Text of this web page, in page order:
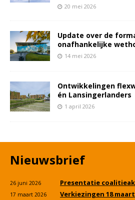
20 mei 2026
Update over de
onafhankelijke
14 mei 2026
Ontwikkelingen
én Lansingerlanders
1 april 2026
Nieuwsbrief
26 juni 2026 Presentatie
17 maart 2026 Verkiezingen 18 maart